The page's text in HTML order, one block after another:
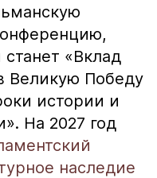
«Вклад
Великую Победу
истории и
На 2027 год
наследие